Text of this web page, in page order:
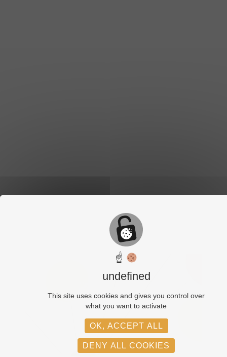
☝
undefined
This site uses cookies and gives you control over
what you want to activate
OK, ACCEPT ALL
DENY ALL COOKIES